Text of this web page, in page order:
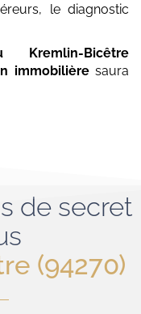
le diagnostic
Kremlin-Bicêtre
immobilière saura
de secret
(94270)